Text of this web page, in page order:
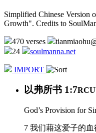
Simplified Chinese Version
Growth". Credits to
470 verses
24
soulmanna.net
IMPORT
以弗所书 1:7
God’s Provision for
7 我们藉这爱子的